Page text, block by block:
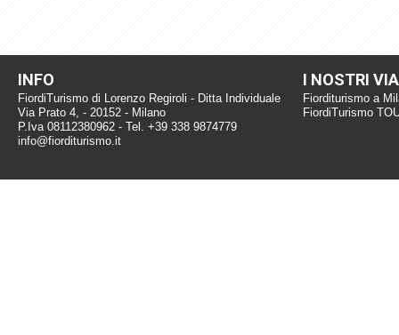
INFO
FiordiTurismo di Lorenzo Regiroli - Ditta Individuale
Via Prato 4, - 20152 - Milano
P.Iva 08112380962 - Tel. +39 338 9874779
info@fiorditurismo.it
I NOSTRI
Fiorditurismo a
FiordiTurismo